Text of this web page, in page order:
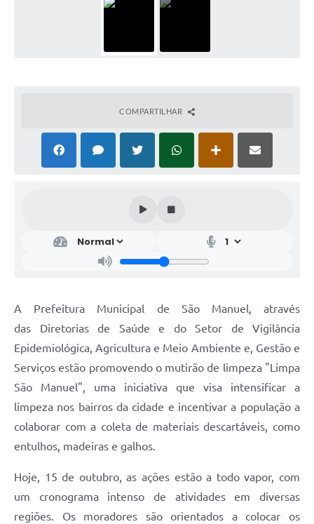
COMPARTILHAR
A Prefeitura Municipal de São Manuel, através
das Diretorias de Saúde e do Setor de Vigilância
Epidemiológica, Agricultura e Meio Ambiente e, Gestão e
Serviços estão promovendo o mutirão de limpeza "Limpa
São Manuel", uma iniciativa que visa intensificar a
limpeza nos bairros da cidade e incentivar a população a
colaborar com a coleta de materiais descartáveis, como
entulhos, madeiras e galhos.
Hoje, 15 de outubro, as ações estão a todo vapor, com
um cronograma intenso de atividades em diversas
regiões. Os moradores são orientados a colocar os